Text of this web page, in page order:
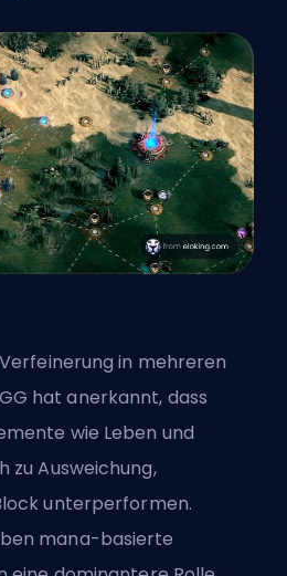
in mehreren
hat anerkannt, dass
wie Leben und
zu Ausweichung,
unterperformen.
mana-basierte